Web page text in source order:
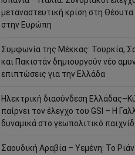
μεταναστευτική κρίση στη Θέουτα
στην Ευρώπη
Συμφωνία της Μέκκας: Τουρκία,
και Πακιστάν δημιουργούν νέο
επιπτώσεις για την Ελλάδα
Ηλεκτρική διασύνδεση
παίρνει τον έλεγχο του GSI – Η
δυναμικά στο γεωπολιτικό
Σαουδική Αραβία – Υεμένη: Το